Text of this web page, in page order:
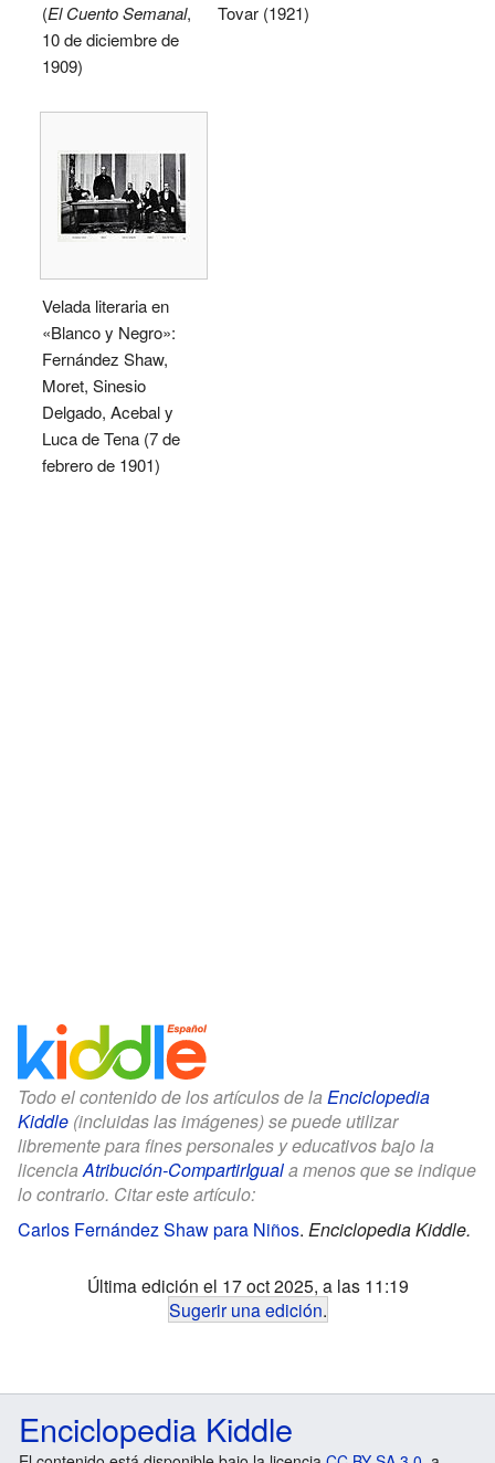
(El Cuento Semanal,
10 de diciembre de
1909)
Tovar (1921)
Velada literaria en
«Blanco y Negro»:
Fernández Shaw,
Moret, Sinesio
Delgado, Acebal y
Luca de Tena (7 de
febrero de 1901)
Todo el contenido de los artículos de la Enciclopedia
Kiddle (incluidas las imágenes) se puede utilizar
libremente para fines personales y educativos bajo la
licenciaAtribución-CompartirIguala menos que se indique
lo contrario. Citar este artículo:
Carlos Fernández Shaw para Niños. Enciclopedia Kiddle.
Última edición el 17 oct 2025, a las 11:19
Sugerir una edición.
Enciclopedia Kiddle